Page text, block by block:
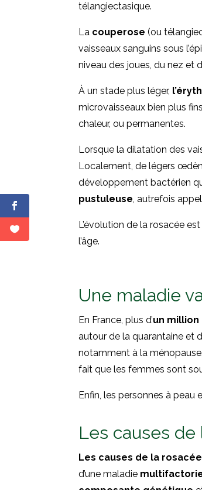
télangiectasique.
La couperose (ou
vaisseaux sanguins sous
niveau des joues, du nez et
À un stade plus léger,
microvaisseaux bien plus
chaleur, ou permanentes.
Lorsque la dilatation des
Localement, de légers
développement bactérien
pustuleuse, autrefois
L’évolution de la rosacée
l’âge.
Une maladie
En France, plus d’un
autour de la quarantaine et
notamment à la
fait que les femmes sont
Enfin, les personnes à
Les causes de
Les causes de la
d’une maladie